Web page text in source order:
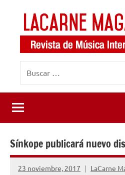
contenido
LaCarne
Magazine
de
música
internacional
Sínkope publicará nuevo
23 noviembre, 2017
LaCarne